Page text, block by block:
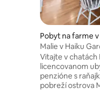
Pobyt na farme
ku-Pauwela
Malie v Haiku
Sanctuary
Vitajte v chatách
licencovanom
penzióne s
pobreží ostrova